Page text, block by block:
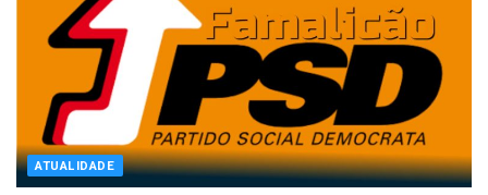
ATUALIDADE